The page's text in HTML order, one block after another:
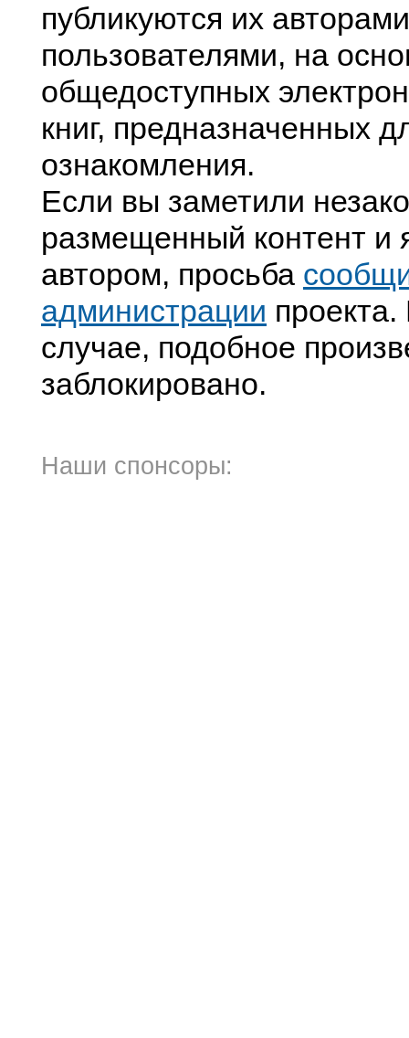
публикуются их
пользователями, на
общедоступных
книг, предназначенных
ознакомления.
Если вы заметили
размещенный контент и
автором, просьба
администрации
случае, подобное
заблокировано.
Наши спонсоры: